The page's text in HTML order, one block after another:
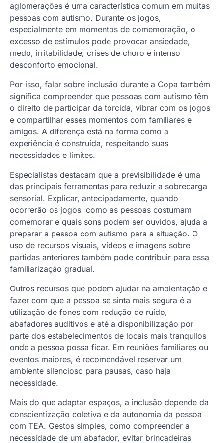
aglomerações é uma característica comum em muitas
pessoas com autismo. Durante os jogos,
especialmente em momentos de comemoração, o
excesso de estímulos pode provocar ansiedade,
medo, irritabilidade, crises de choro e intenso
desconforto emocional.
Por isso, falar sobre inclusão durante a Copa também
significa compreender que pessoas com autismo têm
o direito de participar da torcida, vibrar com os jogos
e compartilhar esses momentos com familiares e
amigos. A diferença está na forma como a
experiência é construída, respeitando suas
necessidades e limites.
Especialistas destacam que a previsibilidade é uma
das principais ferramentas para reduzir a sobrecarga
sensorial. Explicar, antecipadamente, quando
ocorrerão os jogos, como as pessoas costumam
comemorar e quais sons podem ser ouvidos, ajuda a
preparar a pessoa com autismo para a situação. O
uso de recursos visuais, vídeos e imagens sobre
partidas anteriores também pode contribuir para essa
familiarização gradual.
Outros recursos que podem ajudar na ambientação e
fazer com que a pessoa se sinta mais segura é a
utilização de fones com redução de ruído,
abafadores auditivos e até a disponibilização por
parte dos estabelecimentos de locais mais tranquilos
onde a pessoa possa ficar. Em reuniões familiares ou
eventos maiores, é recomendável reservar um
ambiente silencioso para pausas, caso haja
necessidade.
Mais do que adaptar espaços, a inclusão depende da
conscientização coletiva e da autonomia da pessoa
com TEA. Gestos simples, como compreender a
necessidade de um abafador, evitar brincadeiras